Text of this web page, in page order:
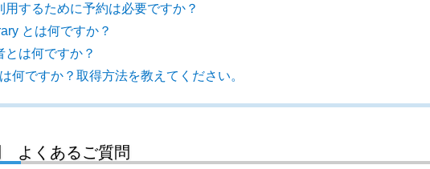
用するために予約は必要ですか？
とは何ですか？
とは何ですか？
何ですか？取得方法を教えてください。
よくあるご質問